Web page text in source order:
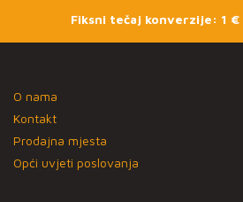
Fiksni tečaj konverzije: 1 €
O nama
Kontakt
Prodajna mjesta
Opći uvjeti poslovanja